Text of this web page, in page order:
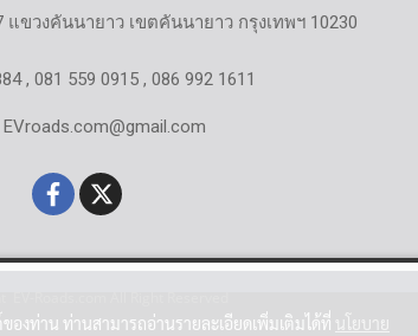
ขวงคันนายาว เขตคันนายาว กรุงเทพฯ 10230
, 081 559 0915 , 086 992 1611
EVroads.com@gmail.com
องท่าน ท่านสามารถอ่านรายละเอียดเพิ่มเติมได้ที่ นโยบาย